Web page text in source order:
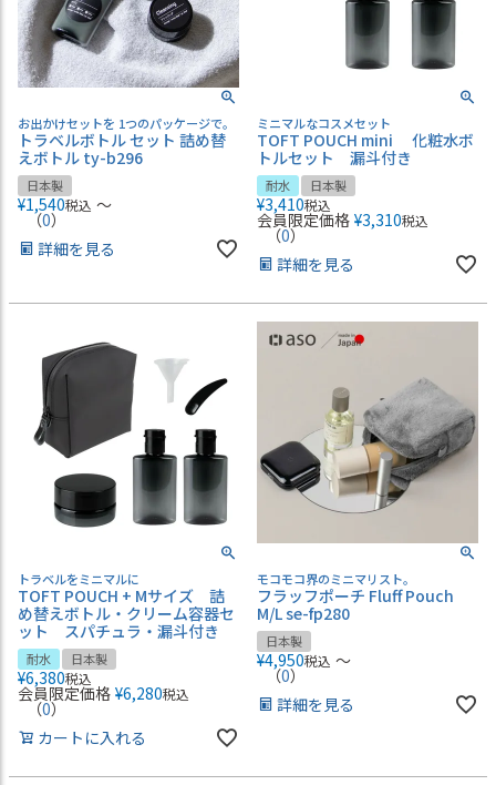
お出かけセットを 1つのパッケージで。
トラベルボトル セット 詰め替
えボトル ty-b296
日本製
¥1,540税込 〜
（0）
詳細を見る
ミニマルなコスメセット
TOFT POUCH mini 化粧水ボ
トルセット 漏斗付き
耐水 日本製
¥3,410税込
会員限定価格 ¥3,310税込
（0）
詳細を見る
トラベルをミニマルに
TOFT POUCH + Mサイズ 詰
め替えボトル・クリーム容器セ
ット スパチュラ・漏斗付き
耐水 日本製
¥6,380税込
会員限定価格 ¥6,280税込
（0）
カートに入れる
モコモコ界のミニマリスト。
フラッフポーチ Fluff Pouch
M/L se-fp280
日本製
¥4,950税込 〜
（0）
詳細を見る